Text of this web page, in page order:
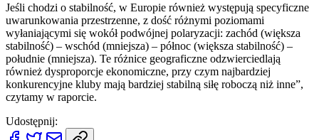
Jeśli chodzi o stabilność, w Europie również występują specyficzne
uwarunkowania przestrzenne, z dość różnymi poziomami
wyłaniającymi się wokół podwójnej polaryzacji: zachód (większa
stabilność) – wschód (mniejsza) – północ (większa stabilność) –
południe (mniejsza). Te różnice geograficzne odzwierciedlają
również dysproporcje ekonomiczne, przy czym najbardziej
konkurencyjne kluby mają bardziej stabilną siłę roboczą niż inne”,
czytamy w raporcie.
Udostępnij: